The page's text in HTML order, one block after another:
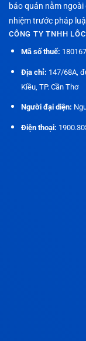
bảo quản nằm
nhiệm trước pháp
CÔNG TY TNHH
Mã số thuế:
Địa chỉ: 147/68A,
Kiều, TP. Cần Thơ
Người đại diện:
Điện thoại: